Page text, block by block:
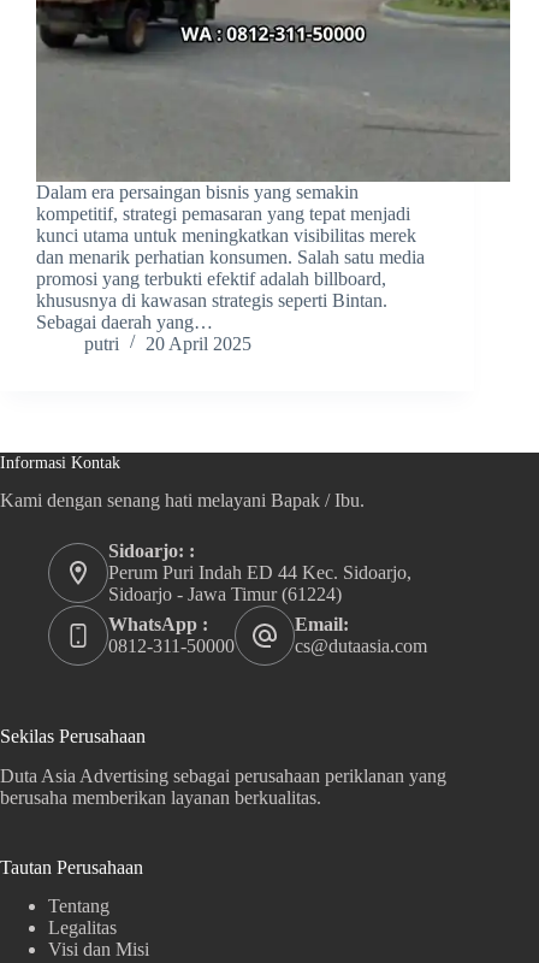
Dalam era persaingan bisnis yang semakin
kompetitif, strategi pemasaran yang tepat menjadi
kunci utama untuk meningkatkan visibilitas merek
dan menarik perhatian konsumen. Salah satu media
promosi yang terbukti efektif adalah billboard,
khususnya di kawasan strategis seperti Bintan.
Sebagai daerah yang…
putri
20 April 2025
Informasi Kontak
Kami dengan senang hati melayani Bapak / Ibu.
Sidoarjo: :
Perum Puri Indah ED 44 Kec. Sidoarjo,
Sidoarjo - Jawa Timur (61224)
WhatsApp :
0812-311-50000
Email:
cs@dutaasia.com
Sekilas Perusahaan
Duta Asia Advertising sebagai perusahaan periklanan yang
berusaha memberikan layanan berkualitas.
Tautan Perusahaan
Tentang
Legalitas
Visi dan Misi